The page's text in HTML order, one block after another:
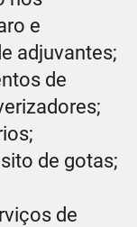
e
adjuvantes;
de
de gotas;
de